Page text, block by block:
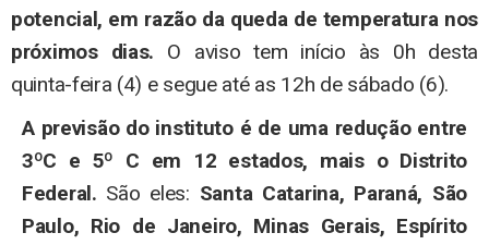
potencial, em razão da queda de temperatura nos
próximos dias. O aviso tem início às 0h desta
quinta-feira (4) e segue até as 12h de sábado (6).
A previsão do instituto é de uma redução entre
3ºC e 5º C em 12 estados, mais o Distrito
Federal. São eles: Santa Catarina, Paraná, São
Paulo, Rio de Janeiro, Minas Gerais, Espírito